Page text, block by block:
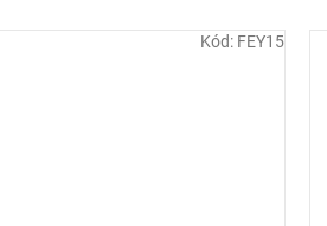
Kód: FEY15